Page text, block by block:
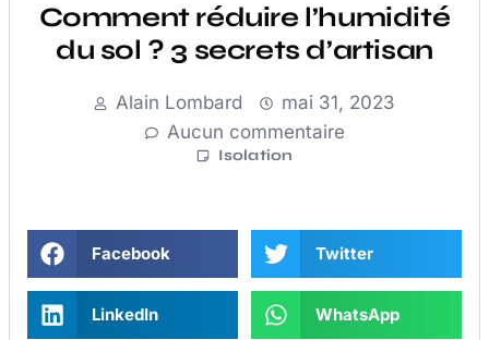
Comment réduire l’humidité
du sol ? 3 secrets d’artisan
Alain Lombard
mai 31, 2023
Aucun commentaire
Isolation
Facebook Twitter
LinkedIn WhatsApp